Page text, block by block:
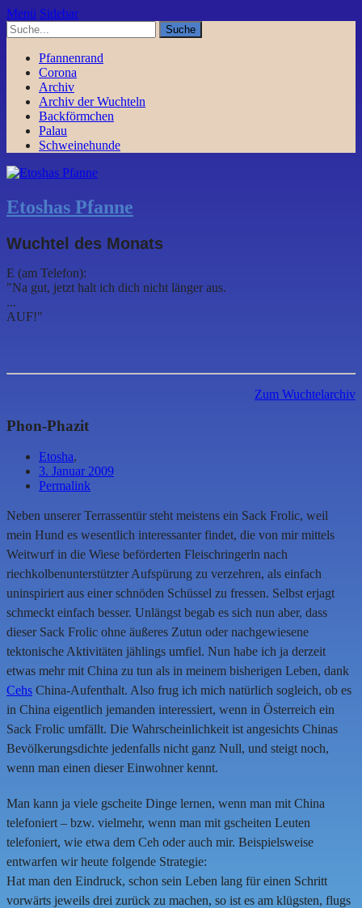
Menü Sidebar
Pfannenrand
Corona
Archiv
Archiv der Wuchteln
Backförmchen
Palau
Schweinehunde
Etoshas Pfanne
Wuchtel des Monats
E (am Telefon):
"Na gut, jetzt halt ich dich nicht länger aus.
...
AUF!"
Zum Wuchtelarchiv
Phon-Phazit
Etosha,
3. Januar 2009
Permalink
Neben unserer Terrassentür steht meistens ein Sack Frolic, weil
mein Hund es wesentlich interessanter findet, die von mir mittels
Weitwurf in die Wiese beförderten Fleischringerln nach
riechkolbenunterstützter Aufspürung zu verzehren, als einfach
uninspiriert aus einer schnöden Schüssel zu fressen. Selbst erjagt
schmeckt einfach besser. Unlängst begab es sich nun aber, dass
dieser Sack Frolic ohne äußeres Zutun oder nachgewiesene
tektonische Aktivitäten jählings umfiel. Nun habe ich ja derzeit
etwas mehr mit China zu tun als in meinem bisherigen Leben, dank
Cehs China-Aufenthalt. Also frug ich mich natürlich sogleich, ob es
in China eigentlich jemanden interessiert, wenn in Österreich ein
Sack Frolic umfällt. Die Wahrscheinlichkeit ist angesichts Chinas
Bevölkerungsdichte jedenfalls nicht ganz Null, und steigt noch,
wenn man einen dieser Einwohner kennt.
Man kann ja viele gscheite Dinge lernen, wenn man mit China
telefoniert – bzw. vielmehr, wenn man mit gscheiten Leuten
telefoniert, wie etwa dem Ceh oder auch mir. Beispielsweise
entwarfen wir heute folgende Strategie:
Hat man den Eindruck, schon sein Leben lang für einen Schritt
vorwärts jeweils drei zurück zu machen, so ist es am klügsten, flugs